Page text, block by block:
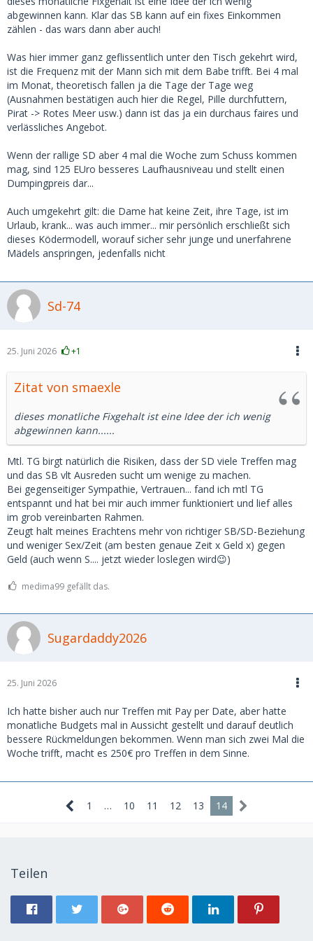
abgewinnen kann. Klar das SB kann auf ein fixes Einkommen
zählen - das wars dann aber auch!
Was hier immer ganz geflissentlich unter den Tisch gekehrt wird,
ist die Frequenz mit der Mann sich mit dem Babe trifft. Bei 4 mal
im Monat, theoretisch fallen ja die Tage der Tage weg
(Ausnahmen bestätigen auch hier die Regel, Pille durchfuttern,
Pirat -> Rotes Meer usw.) dann ist das ja ein durchaus faires und
verlässliches Angebot.
Wenn der rallige SD aber 4 mal die Woche zum Schuss kommen
mag, sind 125 EUro besseres Laufhausniveau und stellt einen
Dumpingpreis dar...
Auch umgekehrt gilt: die Dame hat keine Zeit, ihre Tage, ist im
Urlaub, krank... was auch immer... mir persönlich erschließt sich
dieses Ködermodell, worauf sicher sehr junge und unerfahrene
Mädels anspringen, jedenfalls nicht
Sd-74
25. Juni 2026 +1
Zitat von smaexle
dieses monatliche Fixgehalt ist eine Idee der ich wenig
abgewinnen kann......
Mtl. TG birgt natürlich die Risiken, dass der SD viele Treffen mag
und das SB vlt Ausreden sucht um wenige zu machen.
Bei gegenseitiger Sympathie, Vertrauen... fand ich mtl TG
entspannt und hat bei mir auch immer funktioniert und lief alles
im grob vereinbarten Rahmen.
Zeugt halt meines Erachtens mehr von richtiger SB/SD-Beziehung
und weniger Sex/Zeit (am besten genaue Zeit x Geld x) gegen
Geld (auch wenn S.... jetzt wieder loslegen wird😉)
medima99 gefällt das.
Sugardaddy2026
25. Juni 2026
Ich hatte bisher auch nur Treffen mit Pay per Date, aber hatte
monatliche Budgets mal in Aussicht gestellt und darauf deutlich
bessere Rückmeldungen bekommen. Wenn man sich zwei Mal die
Woche trifft, macht es 250€ pro Treffen in dem Sinne.
1 … 10 11 12 13 14
Teilen